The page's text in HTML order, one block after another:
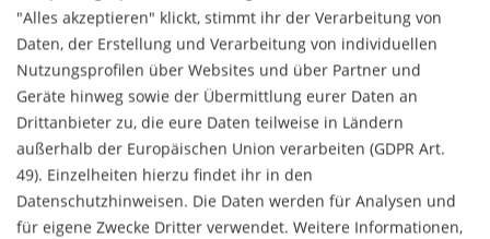
"Alles akzeptieren" klickt, stimmt ihr der Verarbeitung von
Daten, der Erstellung und Verarbeitung von individuellen
Nutzungsprofilen über Websites und über Partner und
Geräte hinweg sowie der Übermittlung eurer Daten an
Drittanbieter zu, die eure Daten teilweise in Ländern
außerhalb der Europäischen Union verarbeiten (GDPR Art.
49). Einzelheiten hierzu findet ihr in den
Datenschutzhinweisen. Die Daten werden für Analysen und
für eigene Zwecke Dritter verwendet. Weitere Informationen,
NEU
Maximiliansweg